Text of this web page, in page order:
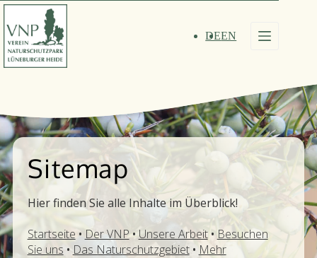
Zum
springen
DEEN
Sitemap
Hier finden Sie alle Inhalte im Überblick!
Startseite • Der VNP • Unsere Arbeit• Besuchen
Sie uns • Das Naturschutz­gebiet• Mehr